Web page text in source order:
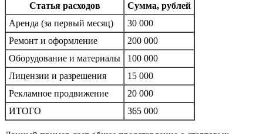
Статья расходов
Сумма, рублей
Аренда (за первый месяц)
30 000
Ремонт и оформление
200 000
Оборудование и материалы
100 000
Лицензии и разрешения
15 000
Рекламное продвижение
20 000
ИТОГО
365 000